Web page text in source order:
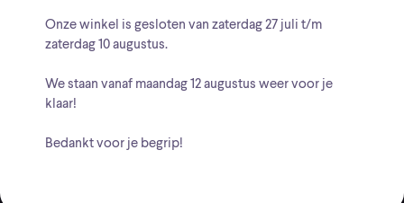
Onze winkel is gesloten van zaterdag27 juli t/m
zaterdag 10 augustus.
We staan vanaf maandag 12 augustus weer voor je
klaar!
Bedankt voor je begrip!